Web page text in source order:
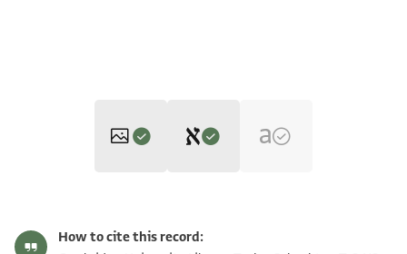
Moshe Gil,In the Kingdom of Ishmael‎
How to cite this record: